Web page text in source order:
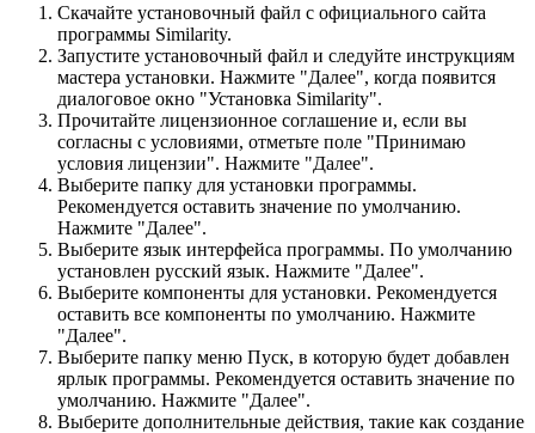
Скачайте установочный файл с официального сайта
программы Similarity.
Запустите установочный файл и следуйте инструкциям
мастера установки. Нажмите "Далее", когда появится
диалоговое окно "Установка Similarity".
Прочитайте лицензионное соглашение и, если вы
согласны с условиями, отметьте поле "Принимаю
условия лицензии". Нажмите "Далее".
Выберите папку для установки программы.
Рекомендуется оставить значение по умолчанию.
Нажмите "Далее".
Выберите язык интерфейса программы. По умолчанию
установлен русский язык. Нажмите "Далее".
Выберите компоненты для установки. Рекомендуется
оставить все компоненты по умолчанию. Нажмите
"Далее".
Выберите папку меню Пуск, в которую будет добавлен
ярлык программы. Рекомендуется оставить значение по
умолчанию. Нажмите "Далее".
Выберите дополнительные действия, такие как создание